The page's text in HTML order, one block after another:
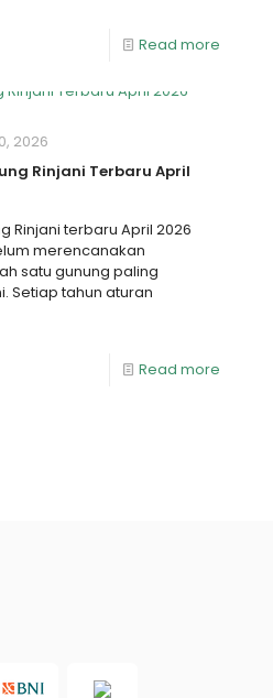
Read more
2026
Rinjani Terbaru April
Rinjani terbaru April 2026
merencanakan
satu gunung paling
Setiap tahun aturan
Read more